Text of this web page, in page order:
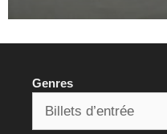
Genres